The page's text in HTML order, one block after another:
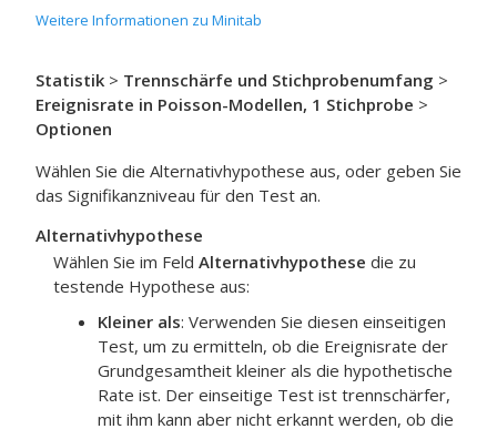
Weitere Informationen zu Minitab
Statistik > Trennschärfe und Stichprobenumfang >
Ereignisrate in Poisson-Modellen, 1 Stichprobe >
Optionen
Wählen Sie die Alternativhypothese aus, oder geben Sie
das Signifikanzniveau für den Test an.
Alternativhypothese
Wählen Sie im Feld Alternativhypothese die zu
testende Hypothese aus:
Kleiner als: Verwenden Sie diesen einseitigen
Test, um zu ermitteln, ob die Ereignisrate der
Grundgesamtheit kleiner als die hypothetische
Rate ist. Der einseitige Test ist trennschärfer,
mit ihm kann aber nicht erkannt werden, ob die